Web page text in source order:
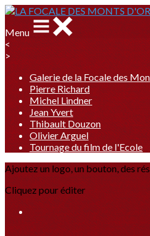
Menu
<
>
Galerie de la Focale des
Pierre Richard
Michel Lindner
Jean Yvert
Thibault Douzon
Olivier Arguel
Tournage du film de l'Ecole
Ajoutez un logo, un bouton, des
Cliquez pour éditer